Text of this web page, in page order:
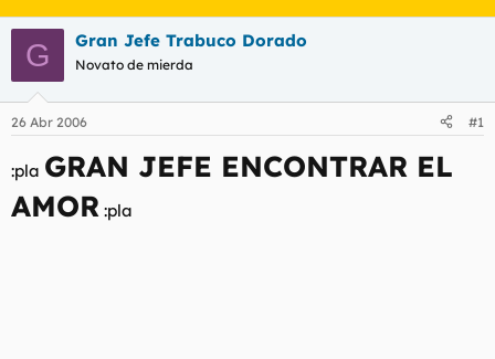
i
c
i
a
d
o
d
h
e
i
G Gran Jefe Trabuco Dorado
Novato de mierda
26 Abr 2006 #1
:pla GRAN JEFE ENCONTRAR EL
AMOR :pla